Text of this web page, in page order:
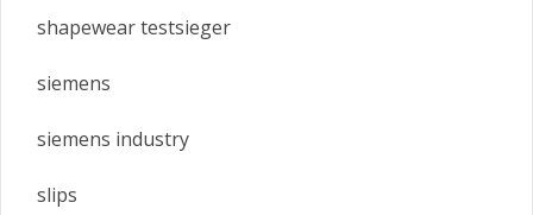
shapewear testsieger
siemens
siemens industry
slips